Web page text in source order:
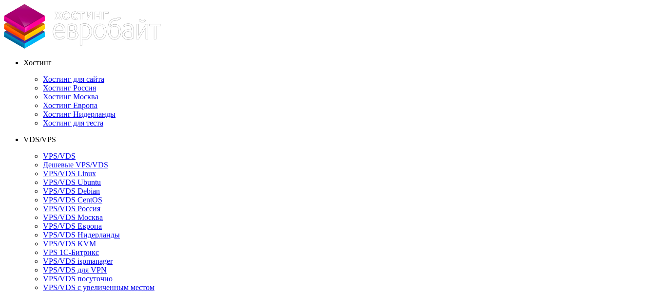
Хостинг
Хостинг для сайта
Хостинг Россия
Хостинг Москва
Хостинг Европа
Хостинг Нидерланды
Хостинг для теста
VDS/VPS
VPS/VDS
Дешевые VPS/VDS
VPS/VDS Linux
VPS/VDS Ubuntu
VPS/VDS Debian
VPS/VDS CentOS
VPS/VDS Россия
VPS/VDS Москва
VPS/VDS Европа
VPS/VDS Нидерланды
VPS/VDS KVM
VPS 1С-Битрикс
VPS/VDS ispmanager
VPS/VDS для VPN
VPS/VDS посуточно
VPS/VDS с увеличенным местом